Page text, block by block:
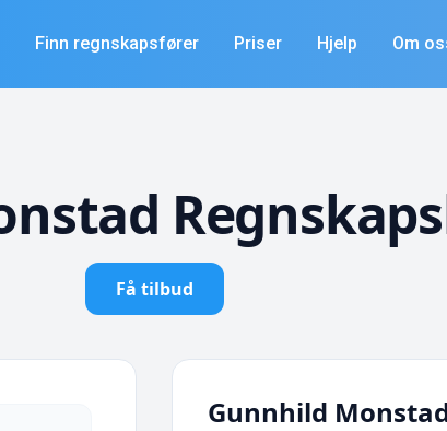
Finn regnskapsfører Priser Hjelp Om
Få tilbud
Gunnhild